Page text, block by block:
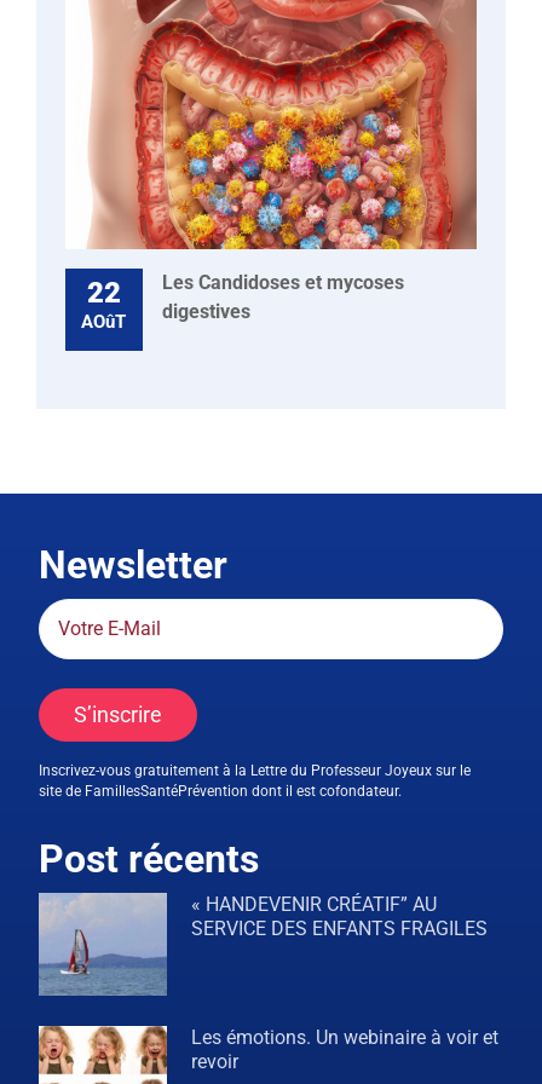
22
AOûT
Les Candidoses et mycoses
digestives
Newsletter
S’inscrire
Inscrivez-vous gratuitement à la Lettre du Professeur Joyeux sur le
site de FamillesSantéPrévention dont il est cofondateur.
Post récents
« HANDEVENIR CRÉATIF” AU
SERVICE DES ENFANTS FRAGILES
Les émotions. Un webinaire à voir et
revoir